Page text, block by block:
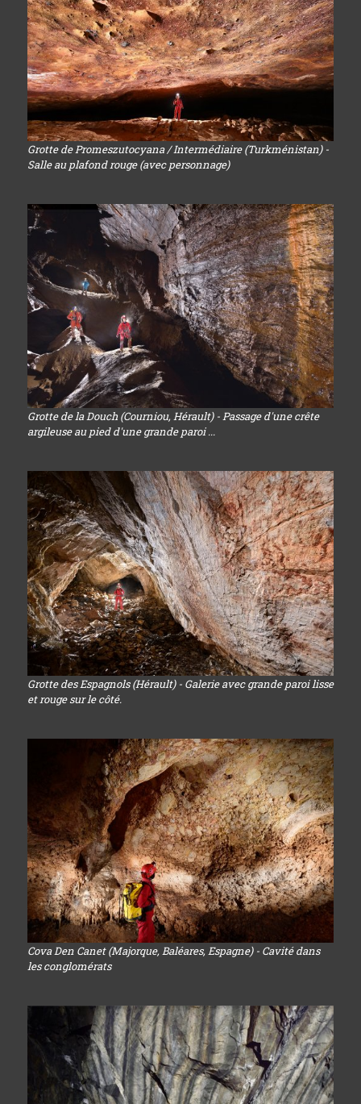
Grotte de Promeszutocyana / Intermédiaire (Turkménistan) -
Salle au plafond rouge (avec personnage)
Grotte de la Douch (Courniou, Hérault) - Passage d'une crête
argileuse au pied d'une grande paroi ...
Grotte des Espagnols (Hérault) - Galerie avec grande paroi lisse
et rouge sur le côté.
Cova Den Canet (Majorque, Baléares, Espagne) - Cavité dans
les conglomérats